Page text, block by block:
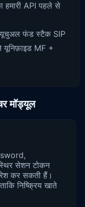
API पहले से
फंड स्टैक SIP
यूनिफ़ाइड MF +
मॉड्यूल
सेशन टोकन
कर सकती हैं।
निष्क्रिय खाते